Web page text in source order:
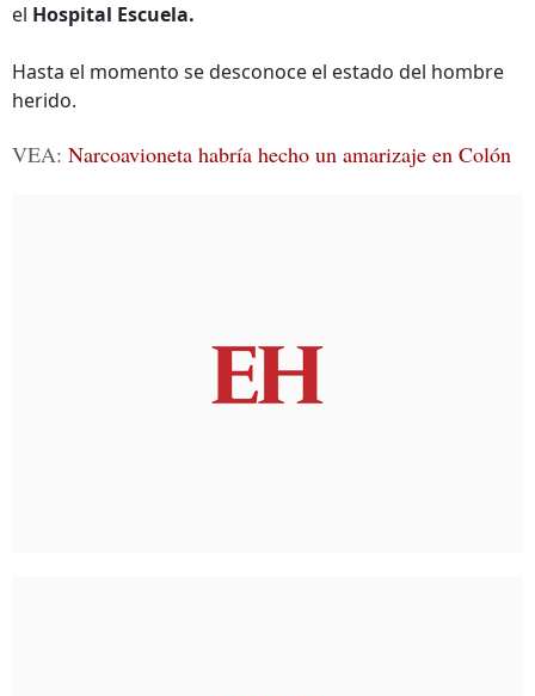
el Hospital Escuela.
Hasta el momento se desconoce el estado del hombre
herido.
VEA: Narcoavioneta habría hecho un amarizaje en Colón